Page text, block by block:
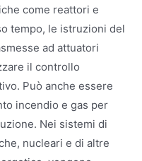
come reattori e
tempo, le istruzioni del
ad attuatori
il controllo
Può anche essere
incendio e gas per
Nei sistemi di
nucleari e di altre